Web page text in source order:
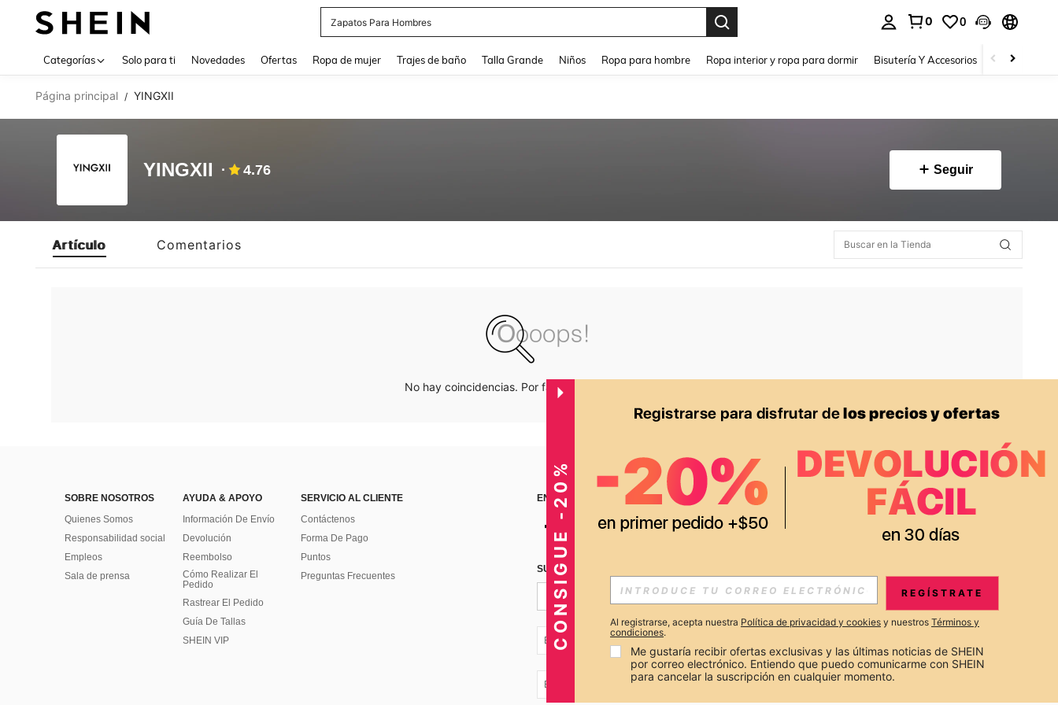
Zapatos Para Hombres
0 0
Categorías Solo para ti Novedades Ofertas Ropa de mujer Trajes de baño Talla Grande Niños Ropa para hombre Ropa interior y ropa para dormir Bisutería Y Accesorios Zapatos
Página principal / YINGXII
YINGXII 4.76 Seguir
Artículo Comentarios
No hay coincidencias. Por favor inténtalo de nuevo.
SOBRE NOSOTROS
Quienes Somos
Responsabilidad social
Empleos
Sala de prensa
AYUDA & APOYO
Información De Envío
Devolución
Reembolso
Cómo Realizar El
Pedido
Rastrear El Pedido
Guía De Tallas
SHEIN VIP
SERVICIO AL CLIENTE
Contáctenos
Forma De Pago
Puntos
Preguntas Frecuentes
ENCUÉNTRANOS EN APP
SUSCRÍBETE PARA RECIBIR OFERTAS EXCLUSIVAS, PROMOCIONES Y NOTICIAS DE SHEIN
Suscribir
EC + 593
EC + 593
CONSIGUE -20% REGÍSTRATE
Al registrarse, acepta nuestra Política de privacidad y cookies y nuestros Términos y
condiciones.
Me gustaría recibir ofertas exclusivas y las últimas noticias de SHEIN
por correo electrónico. Entiendo que puedo comunicarme con SHEIN
para cancelar la suscripción en cualquier momento.